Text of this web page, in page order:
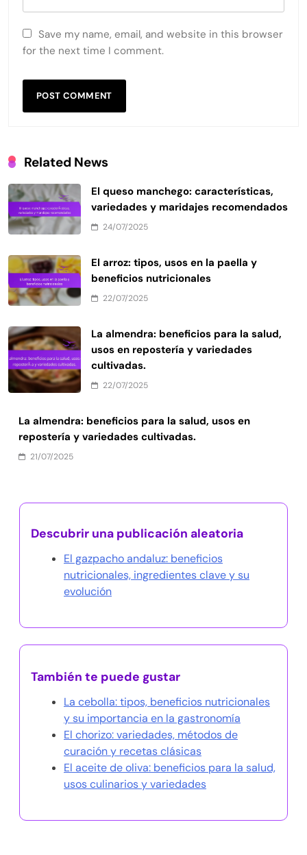
Save my name, email, and website in this browser
for the next time I comment.
Related News
El queso manchego: características,
variedades y maridajes recomendados
24/07/2025
El arroz: tipos, usos en la paella y
beneficios nutricionales
22/07/2025
La almendra: beneficios para la salud,
usos en repostería y variedades
cultivadas.
22/07/2025
La almendra: beneficios para la salud, usos en
repostería y variedades cultivadas.
21/07/2025
Descubrir una publicación aleatoria
El gazpacho andaluz: beneficios
nutricionales, ingredientes clave y su
evolución
También te puede gustar
La cebolla: tipos, beneficios nutricionales
y su importancia en la gastronomía
El chorizo: variedades, métodos de
curación y recetas clásicas
El aceite de oliva: beneficios para la salud,
usos culinarios y variedades